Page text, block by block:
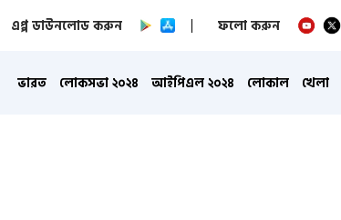
এপ্প ডাউনলোড করুন ফলো করুন
ভারত লোকসভা ২০২৪ আইপিএল ২০২৪ লোকাল খেলা